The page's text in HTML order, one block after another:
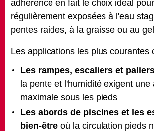
adhérence en fait le choix idéal
régulièrement exposées à l'eau
pentes raides, à la graisse ou au
Les applications les plus courantes
Les rampes, escaliers et
la pente et l'humidité exigent une
maximale sous les pieds
Les abords de piscines et les
bien-être où la circulation pieds